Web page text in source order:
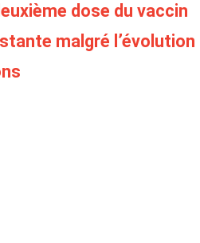
dose du vaccin
malgré l’évolution